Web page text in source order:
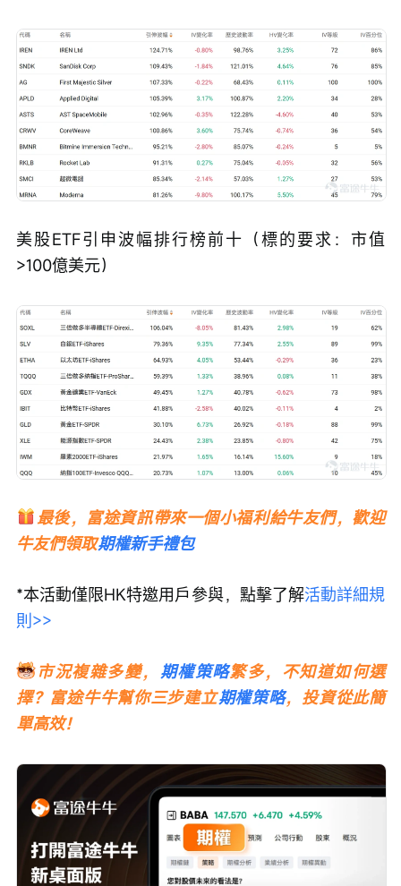
美股ETF引申波幅排行榜前十（標的要求：市值
>100億美元）
最後，富途資訊帶來一個小福利給牛友們，歡迎
牛友們領取期權新手禮包
*本活動僅限HK特邀用戶參與，點擊了解活動詳細規
則>>
市況複雜多變， 期權策略繁多，不知道如何選
擇？富途牛牛幫你三步建立期權策略，投資從此簡
單高效！